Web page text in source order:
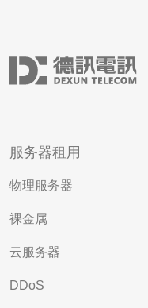
服务器租用
物理服务器
裸金属
云服务器
DDoS